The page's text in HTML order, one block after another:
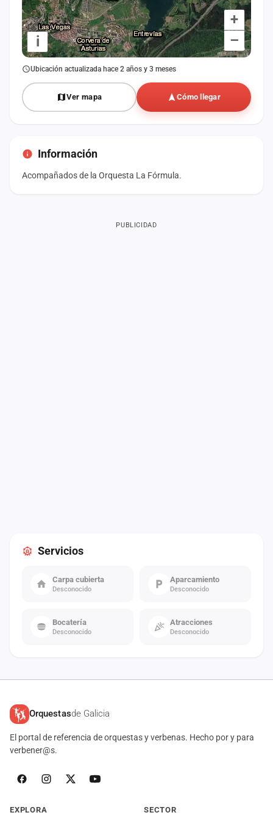
+
–
i
Ubicación actualizada hace 2 años y 3 meses
Ver mapa Cómo llegar
Información
Acompañados de la Orquesta La Fórmula.
Servicios
Carpa cubierta
Desconocido
Aparcamiento
Desconocido
Bocatería
Desconocido
Atracciones
Desconocido
PUBLICIDAD
Orquestasde Galicia
El portal de referencia de orquestas y verbenas. Hecho por y para
verbener@s.
EXPLORA SECTOR